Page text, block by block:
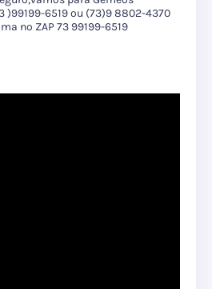
)99199-6519 ou (73)9 8802-4370
no ZAP 73 99199-6519